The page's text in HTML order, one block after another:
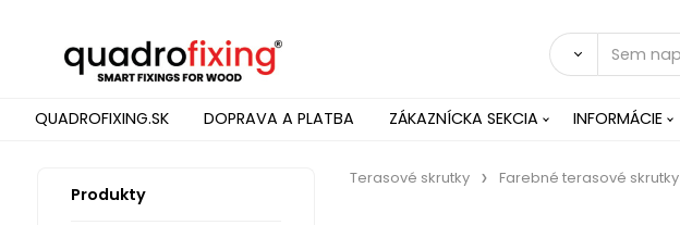
QUADROFIXING.SK DOPRAVA A PLATBA ZÁKAZNÍCKA SEKCIA INFORMÁCIE
Produkty
Terasové skrutky Farebné terasové skrutky